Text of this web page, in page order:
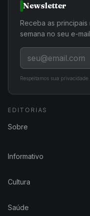
Newsletter
Receba as
semana no seu e-
Respeitamos sua
EDITORIAS
Sobre
Informativo
Cultura
Saúde